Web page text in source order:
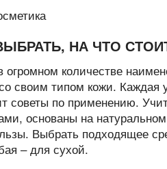
НА ЧТО
огромном количестве
своим типом кожи. Каждая
советы по применению.
основаны на
Выбрать подходящее
– для сухой.